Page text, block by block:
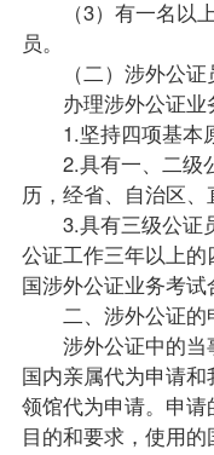
（3）有一名以上
员。
（二）涉外公证
办理涉外公证业
1.坚持四项基本
2.具有一、二级
历，经省、自治区
3.具有三级公证
公证工作三年以上
国涉外公证业务考试
二、涉外公证的
涉外公证中的当
国内亲属代为申请和
领馆代为申请。申
目的和要求，使用的